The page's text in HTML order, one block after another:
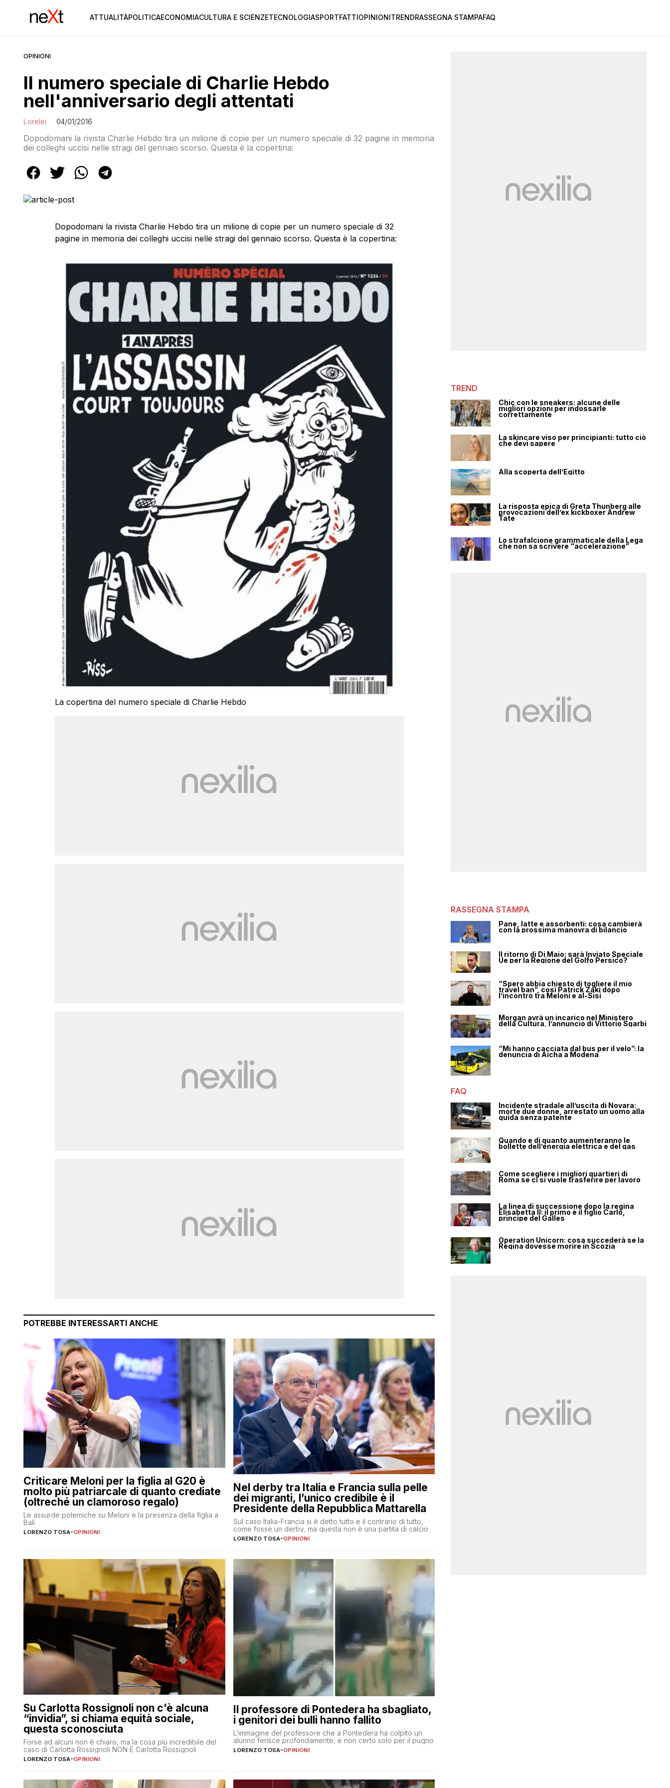
ATTUALITÀPOLITICAECONOMIACULTURA E SCIENZETECNOLOGIASPORTFATTIOPINIONITRENDRASSEGNA STAMPAFAQ
OPINIONI
Il numero speciale di Charlie Hebdo
nell'anniversario degli attentati
Lorelei 04/01/2016
Dopodomani la rivista Charlie Hebdo tira un milione di copie per un numero speciale di 32 pagine in memoria
dei colleghi uccisi nelle stragi del gennaio scorso. Questa è la copertina:
Dopodomani la rivista Charlie Hebdo tira un milione di copie per un numero speciale di 32
pagine in memoria dei colleghi uccisi nelle stragi del gennaio scorso. Questa è la copertina:
La copertina del numero speciale di Charlie Hebdo
POTREBBE INTERESSARTI ANCHE
Criticare Meloni per la figlia al G20 è
molto più patriarcale di quanto crediate
(oltreché un clamoroso regalo)
Le assurde polemiche su Meloni e la presenza della figlia a
Bali
LORENZO TOSA-OPINIONI
Nel derby tra Italia e Francia sulla pelle
dei migranti, l’unico credibile è il
Presidente della Repubblica Mattarella
Sul caso Italia-Francia si è detto tutto e il contrario di tutto,
come fosse un derby, ma questa non è una partita di calcio
LORENZO TOSA-OPINIONI
Su Carlotta Rossignoli non c’è alcuna
“invidia”, si chiama equità sociale,
questa sconosciuta
Forse ad alcuni non è chiaro, ma la cosa più incredibile del
caso di Carlotta Rossignoli NON È Carlotta Rossignoli
LORENZO TOSA-OPINIONI
Il professore di Pontedera ha sbagliato,
i genitori dei bulli hanno fallito
L’immagine del professore che a Pontedera ha colpito un
alunno ferisce profondamente, e non certo solo per il pugno
LORENZO TOSA-OPINIONI
TREND
Chic con le sneakers: alcune delle
migliori opzioni per indossarle
correttamente
La skincare viso per principianti: tutto ciò
che devi sapere
Alla scoperta dell’Egitto
La risposta epica di Greta Thunberg alle
provocazioni dell’ex kickboxer Andrew
Tate
Lo strafalcione grammaticale della Lega
che non sa scrivere “accelerazione”
RASSEGNA STAMPA
Pane, latte e assorbenti: cosa cambierà
con la prossima manovra di bilancio
Il ritorno di Di Maio: sarà Inviato Speciale
Ue per la Regione del Golfo Persico?
“Spero abbia chiesto di togliere il mio
travel ban”, così Patrick Zaki dopo
l’incontro tra Meloni e al-Sisi
Morgan avrà un incarico nel Ministero
della Cultura, l’annuncio di Vittorio Sgarbi
“Mi hanno cacciata dal bus per il velo”: la
denuncia di Aicha a Modena
FAQ
Incidente stradale all’uscita di Novara:
morte due donne, arrestato un uomo alla
guida senza patente
Quando e di quanto aumenteranno le
bollette dell’energia elettrica e del gas
Come scegliere i migliori quartieri di
Roma se ci si vuole trasferire per lavoro
La linea di successione dopo la regina
Elisabetta II: il primo è il figlio Carlo,
principe del Galles
Operation Unicorn: cosa succederà se la
Regina dovesse morire in Scozia